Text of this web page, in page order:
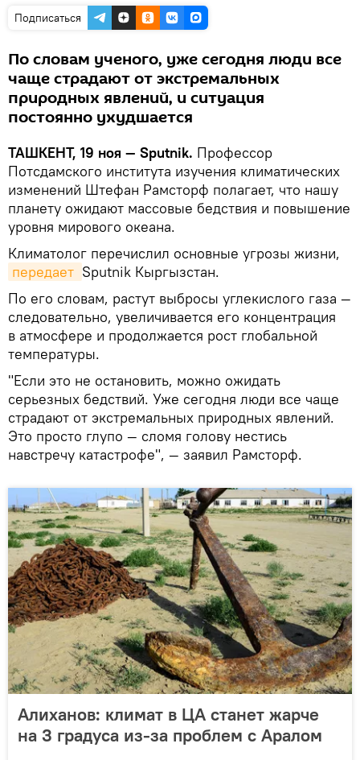
Подписаться
По словам ученого, уже сегодня люди все
чаще страдают от экстремальных
природных явлений, и ситуация
постоянно ухудшается
ТАШКЕНТ, 19 ноя — Sputnik. Профессор
Потсдамского института изучения климатических
изменений Штефан Рамсторф полагает, что нашу
планету ожидают массовые бедствия и повышение
уровня мирового океана.
Климатолог перечислил основные угрозы жизни,
передает Sputnik Кыргызстан.
По его словам, растут выбросы углекислого газа —
следовательно, увеличивается его концентрация
в атмосфере и продолжается рост глобальной
температуры.
"Если это не остановить, можно ожидать
серьезных бедствий. Уже сегодня люди все чаще
страдают от экстремальных природных явлений.
Это просто глупо — сломя голову нестись
навстречу катастрофе", — заявил Рамсторф.
Алиханов: климат в ЦА станет жарче
на 3 градуса из-за проблем с Аралом